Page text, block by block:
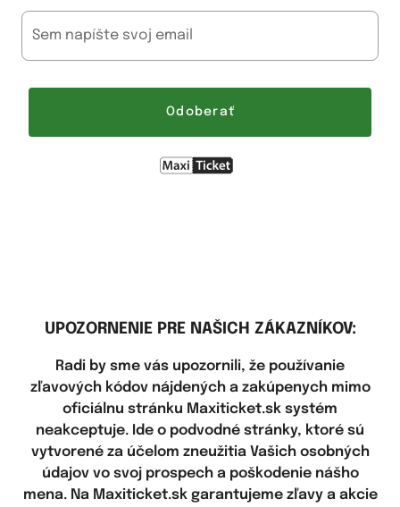
Sem napíšte svoj email
Odoberať
UPOZORNENIE PRE NAŠICH ZÁKAZNÍKOV:
Radi by sme vás upozornili, že používanie
zľavových kódov nájdených a zakúpenych mimo
oficiálnu stránku Maxiticket.sk systém
neakceptuje. Ide o podvodné stránky, ktoré sú
vytvorené za účelom zneužitia Vašich osobných
údajov vo svoj prospech a poškodenie nášho
mena. Na Maxiticket.sk garantujeme zľavy a akcie